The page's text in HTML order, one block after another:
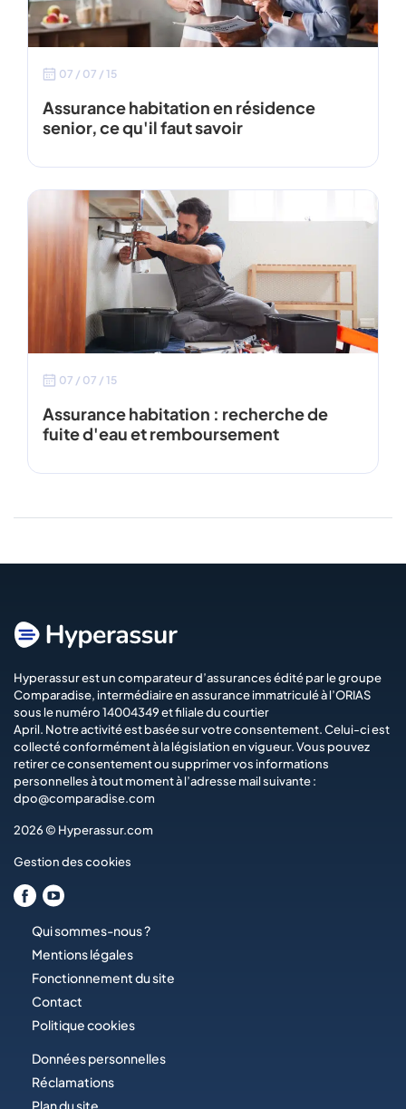
07 / 07 / 15
Assurance habitation en résidence
senior, ce qu'il faut savoir
07 / 07 / 15
Assurance habitation : recherche de
fuite d'eau et remboursement
Hyperassur est un comparateur d’assurances édité par le groupe
Comparadise, intermédiaire en assurance immatriculé à l’ORIAS
sous le numéro 14004349 et filiale du courtier
April. Notre activité est basée sur votre consentement. Celui-ci est
collecté conformément à la législation en vigueur. Vous pouvez
retirer ce consentement ou supprimer vos informations
personnelles à tout moment à l’adresse mail suivante :
dpo@comparadise.com
2026 © Hyperassur.com
Gestion des cookies
Qui sommes-nous ?
Mentions légales
Fonctionnement du site
Contact
Politique cookies
Données personnelles
Réclamations
Plan du site